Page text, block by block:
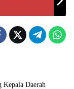
Kepala Daerah